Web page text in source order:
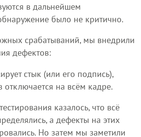
в дальнейшем
было не критично.
срабатываний, мы внедрили
дефектов:
стык (или его подпись),
отключается на всём кадре.
казалось, что всё
а дефекты на этих
Но затем мы заметили